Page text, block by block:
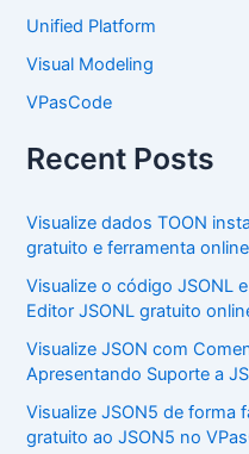
Unified Platform
Visual Modeling
VPasCode
Recent Posts
Visualize dados TOON
gratuito e ferramenta
Visualize o código JSONL
Editor JSONL gratuito
Visualize JSON com
Apresentando Suporte a
Visualize JSON5 de forma
gratuito ao JSON5 no